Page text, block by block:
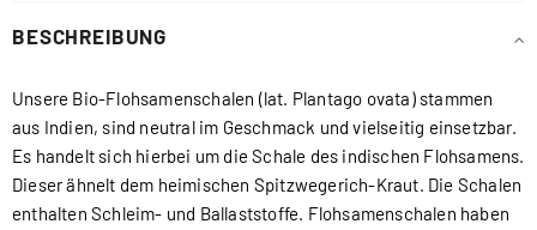
BESCHREIBUNG
Unsere Bio-Flohsamenschalen (lat. Plantago ovata) stammen
aus Indien, sind neutral im Geschmack und vielseitig einsetzbar.
Es handelt sich hierbei um die Schale des indischen Flohsamens.
Dieser ähnelt dem heimischen Spitzwegerich-Kraut. Die Schalen
enthalten Schleim- und Ballaststoffe. Flohsamenschalen haben